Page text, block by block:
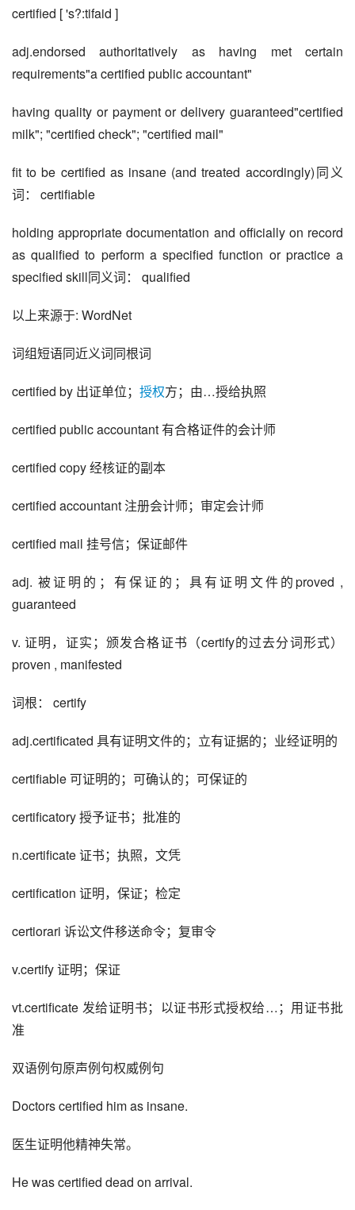
certified [ 's?:tifaid ]
adj.endorsed authoritatively as having met certain
requirements"a certified public accountant"
having quality or payment or delivery guaranteed"certified
milk"; "certified check"; "certified mail"
fit to be certified as insane (and treated accordingly)同义
词： certifiable
holding appropriate documentation and officially on record
as qualified to perform a specified function or practice a
specified skill同义词： qualified
以上来源于: WordNet
词组短语同近义词同根词
certified by 出证单位； 授权方；由…授给执照
certified public accountant 有合格证件的会计师
certified copy 经核证的副本
certified accountant 注册会计师；审定会计师
certified mail 挂号信；保证邮件
adj. 被证明的；有保证的；具有证明文件的proved ,
guaranteed
v. 证明，证实；颁发合格证书（certify的过去分词形式）
proven , manifested
词根： certify
adj.certificated 具有证明文件的；立有证据的；业经证明的
certifiable 可证明的；可确认的；可保证的
certificatory 授予证书；批准的
n.certificate 证书；执照，文凭
certification 证明，保证；检定
certiorari 诉讼文件移送命令；复审令
v.certify 证明；保证
vt.certificate 发给证明书；以证书形式授权给…；用证书批
准
双语例句原声例句权威例句
Doctors certified him as insane.
医生证明他精神失常。
He was certified dead on arrival.